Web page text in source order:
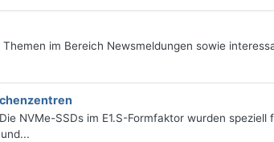
im Bereich Newsmeldungen sowie
NVMe-SSDs im E1.S-Formfaktor wurden speziell